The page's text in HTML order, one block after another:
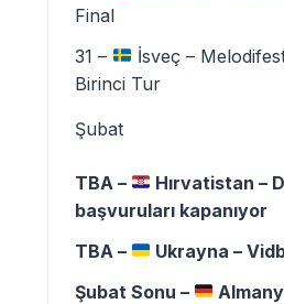
Final
31 –
İsveç –
Birinci Tur
Şubat
TBA –
Hırvatistan –
başvuruları kapanıyor
TBA –
Ukrayna –
Şubat Sonu –